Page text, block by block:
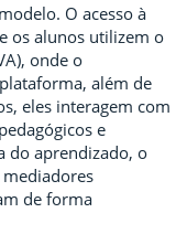
O acesso à
os alunos utilizem o
onde o
além de
eles interagem com
e
do aprendizado, o
de forma